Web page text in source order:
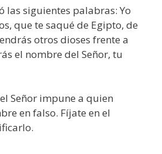
las siguientes palabras: Yo
que te saqué de Egipto, de
otros dioses frente a
el nombre del Señor, tu
Señor impune a quien
en falso. Fíjate en el